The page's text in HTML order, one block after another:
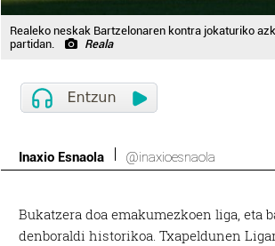
Realeko neskak Bartzelonaren kontra jokaturiko
partidan.
Reala
Inaxio Esnaola @inaxioesnaola
Bukatzera doa emakumezkoen liga, eta
denboraldi historikoa. Txapeldunen